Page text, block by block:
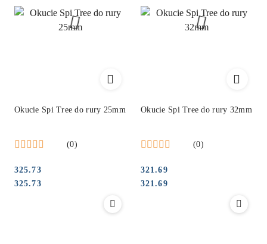
Okucie Spi Tree do rury 25mm
(0)
Cena:
325.73
Cena:
325.73
Okucie Spi Tree do rury 32mm
(0)
Cena:
321.69
Cena:
321.69